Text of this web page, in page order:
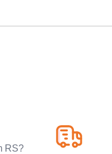
RS?